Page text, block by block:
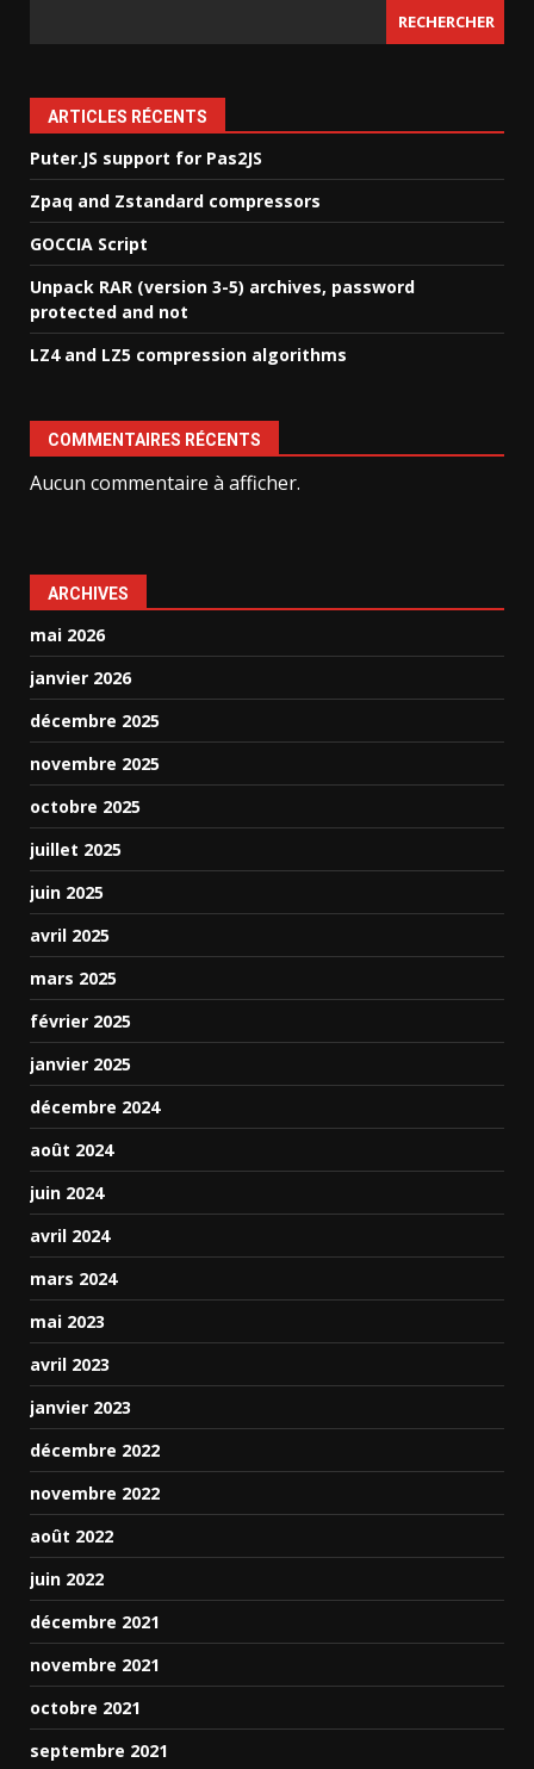
RECHERCHER
ARTICLES RÉCENTS
Puter.JS support for Pas2JS
Zpaq and Zstandard compressors
GOCCIA Script
Unpack RAR (version 3-5) archives, password
protected and not
LZ4 and LZ5 compression algorithms
COMMENTAIRES RÉCENTS
Aucun commentaire à afficher.
ARCHIVES
mai 2026
janvier 2026
décembre 2025
novembre 2025
octobre 2025
juillet 2025
juin 2025
avril 2025
mars 2025
février 2025
janvier 2025
décembre 2024
août 2024
juin 2024
avril 2024
mars 2024
mai 2023
avril 2023
janvier 2023
décembre 2022
novembre 2022
août 2022
juin 2022
décembre 2021
novembre 2021
octobre 2021
septembre 2021